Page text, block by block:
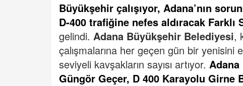
Büyükşehir çalışıyor, Adana’nın
D-400 trafiğine nefes aldıracak Farklı
gelindi. Adana Büyükşehir Belediyesi,
çalışmalarına her geçen gün bir
seviyeli kavşakların sayısı artıyor.
Güngör Geçer, D 400 Karayolu Girne